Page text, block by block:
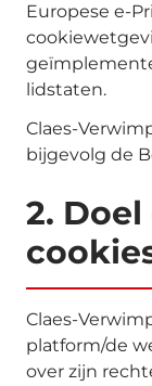
Europese e-
lidstaten.
Claes-
bijgevolg de
2.
Claes-
platform/de
over zijn